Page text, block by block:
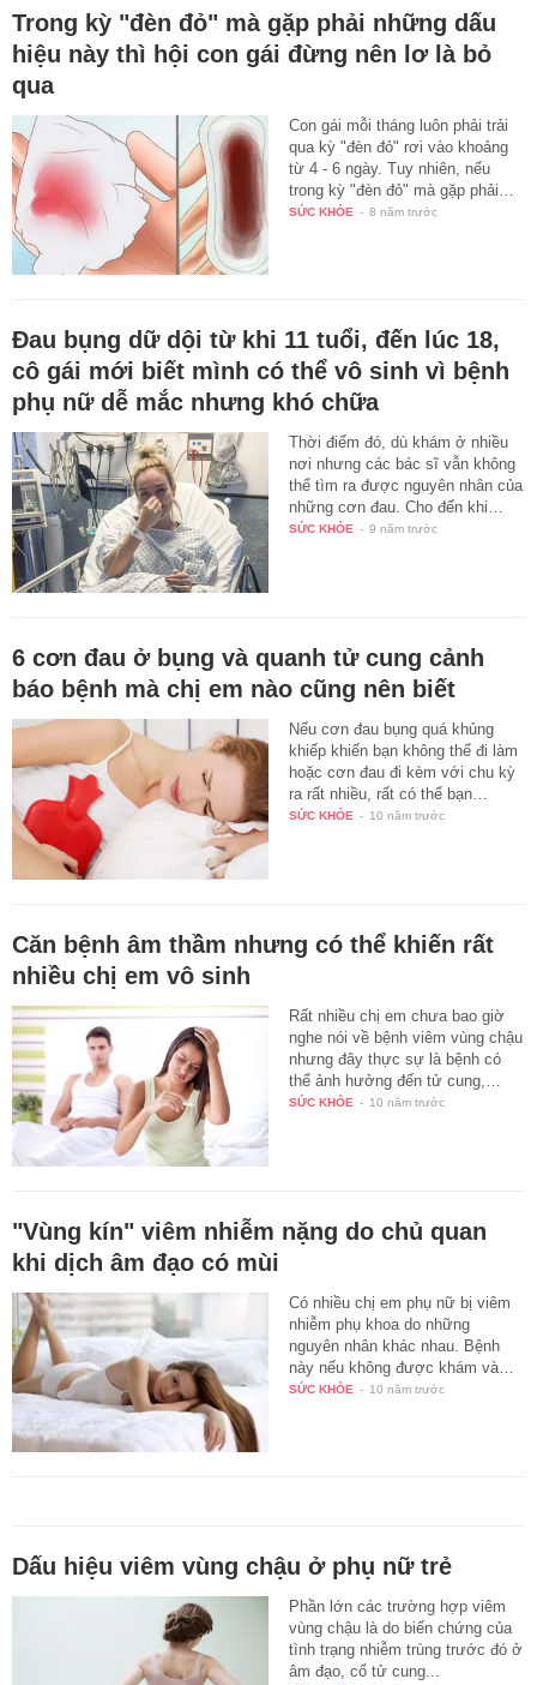
Trong kỳ "đèn đỏ" mà gặp phải những dấu
hiệu này thì hội con gái đừng nên lơ là bỏ
qua
Con gái mỗi tháng luôn phải trải
qua kỳ "đèn đỏ" rơi vào khoảng
từ 4 - 6 ngày. Tuy nhiên, nếu
trong kỳ "đèn đỏ" mà gặp phải…
SỨC KHỎE - 8 năm trước
Đau bụng dữ dội từ khi 11 tuổi, đến lúc 18,
cô gái mới biết mình có thể vô sinh vì bệnh
phụ nữ dễ mắc nhưng khó chữa
Thời điểm đó, dù khám ở nhiều
nơi nhưng các bác sĩ vẫn không
thể tìm ra được nguyên nhân của
những cơn đau. Cho đến khi…
SỨC KHỎE - 9 năm trước
6 cơn đau ở bụng và quanh tử cung cảnh
báo bệnh mà chị em nào cũng nên biết
Nếu cơn đau bụng quá khủng
khiếp khiến bạn không thể đi làm
hoặc cơn đau đi kèm với chu kỳ
ra rất nhiều, rất có thể bạn…
SỨC KHỎE - 10 năm trước
Căn bệnh âm thầm nhưng có thể khiến rất
nhiều chị em vô sinh
Rất nhiều chị em chưa bao giờ
nghe nói về bệnh viêm vùng chậu
nhưng đây thực sự là bệnh có
thể ảnh hưởng đến tử cung,…
SỨC KHỎE - 10 năm trước
"Vùng kín" viêm nhiễm nặng do chủ quan
khi dịch âm đạo có mùi
Có nhiều chị em phụ nữ bị viêm
nhiễm phụ khoa do những
nguyên nhân khác nhau. Bệnh
này nếu không được khám và…
SỨC KHỎE - 10 năm trước
Dấu hiệu viêm vùng chậu ở phụ nữ trẻ
Phần lớn các trường hợp viêm
vùng chậu là do biến chứng của
tình trạng nhiễm trùng trước đó ở
âm đạo, cổ tử cung...